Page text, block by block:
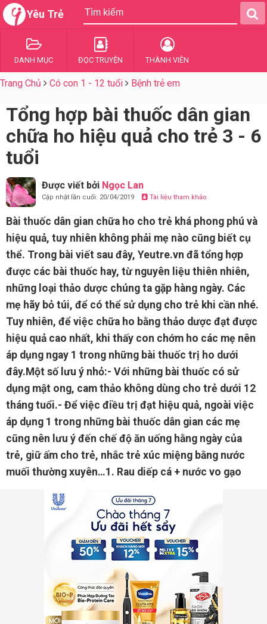
Yêu Trẻ
DANH MỤC ĐỌC TRUYỆN THÀNH VIÊN
Trang Chủ Có con 1 - 12 tuổi Bệnh trẻ em
Tổng hợp bài thuốc dân gian
chữa ho hiệu quả cho trẻ 3 - 6
tuổi
Được viết bởi Ngọc Lan
Cập nhật lần cuối: 20/04/2019 Tài liệu tham khảo
Bài thuốc dân gian chữa ho cho trẻ khá phong phú và
hiệu quả, tuy nhiên không phải mẹ nào cũng biết cụ
thể. Trong bài viết sau đây, Yeutre.vn đã tổng hợp
được các bài thuốc hay, từ nguyên liệu thiên nhiên,
những loại thảo dược chúng ta gặp hàng ngày. Các
mẹ hãy bỏ túi, để có thể sử dụng cho trẻ khi cần nhé.
Tuy nhiên, để việc chữa ho bằng thảo dược đạt được
hiệu quả cao nhất, khi thấy con chớm ho các mẹ nên
áp dụng ngay 1 trong những bài thuốc trị ho dưới
đây.Một số lưu ý nhỏ:- Với những bài thuốc có sử
dụng mật ong, cam thảo không dùng cho trẻ dưới 12
tháng tuổi.- Để việc điều trị đạt hiệu quả, ngoài việc
áp dụng 1 trong những bài thuốc dân gian các mẹ
cũng nên lưu ý đến chế độ ăn uống hằng ngày của
trẻ, giữ ấm cho trẻ, nhắc trẻ xúc miệng bằng nước
muối thường xuyên…1. Rau diếp cá + nước vo gạo